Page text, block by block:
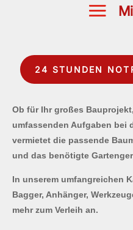
24 STUNDEN
Ob für Ihr großes
umfassenden Aufgaben bei
vermietet die passende
und das benötigte
In unserem umfangreichen
Bagger, Anhänger,
mehr zum Verleih an.